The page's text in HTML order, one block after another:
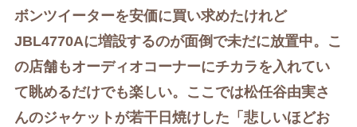
ボンツイーターを安価に買い求めたけれど
JBL4770Aに増設するのが面倒で未だに放置中。こ
の店舗もオーディオコーナーにチカラを入れてい
て眺めるだけでも楽しい。 ここでは松任谷由実さ
んのジャケットが若干日焼けした「悲しいほどお